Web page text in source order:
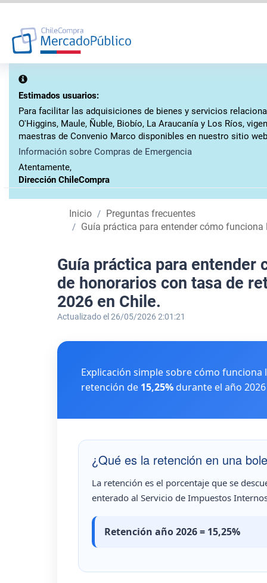
Estimados usuarios:
Para facilitar las adquisiciones de bienes y servicios
O'Higgins, Maule, Ñuble, Biobío, La Araucanía y Los Ríos,
maestras de Convenio Marco disponibles en nuestro sitio
Información sobre Compras de Emergencia
Atentamente,
Dirección ChileCompra
Inicio
Preguntas frecuentes
Guía práctica para entender cómo
Guía práctica para entender
de honorarios con tasa de
2026 en Chile.
Actualizado el 26/05/2026 2:01:21
Explicación simple sobre cómo
retención de 15,25% durante el año
¿Qué es la retención en una
La retención es el porcentaje que se
enterado al Servicio de Impuestos
Retención año 2026 = 15,25%